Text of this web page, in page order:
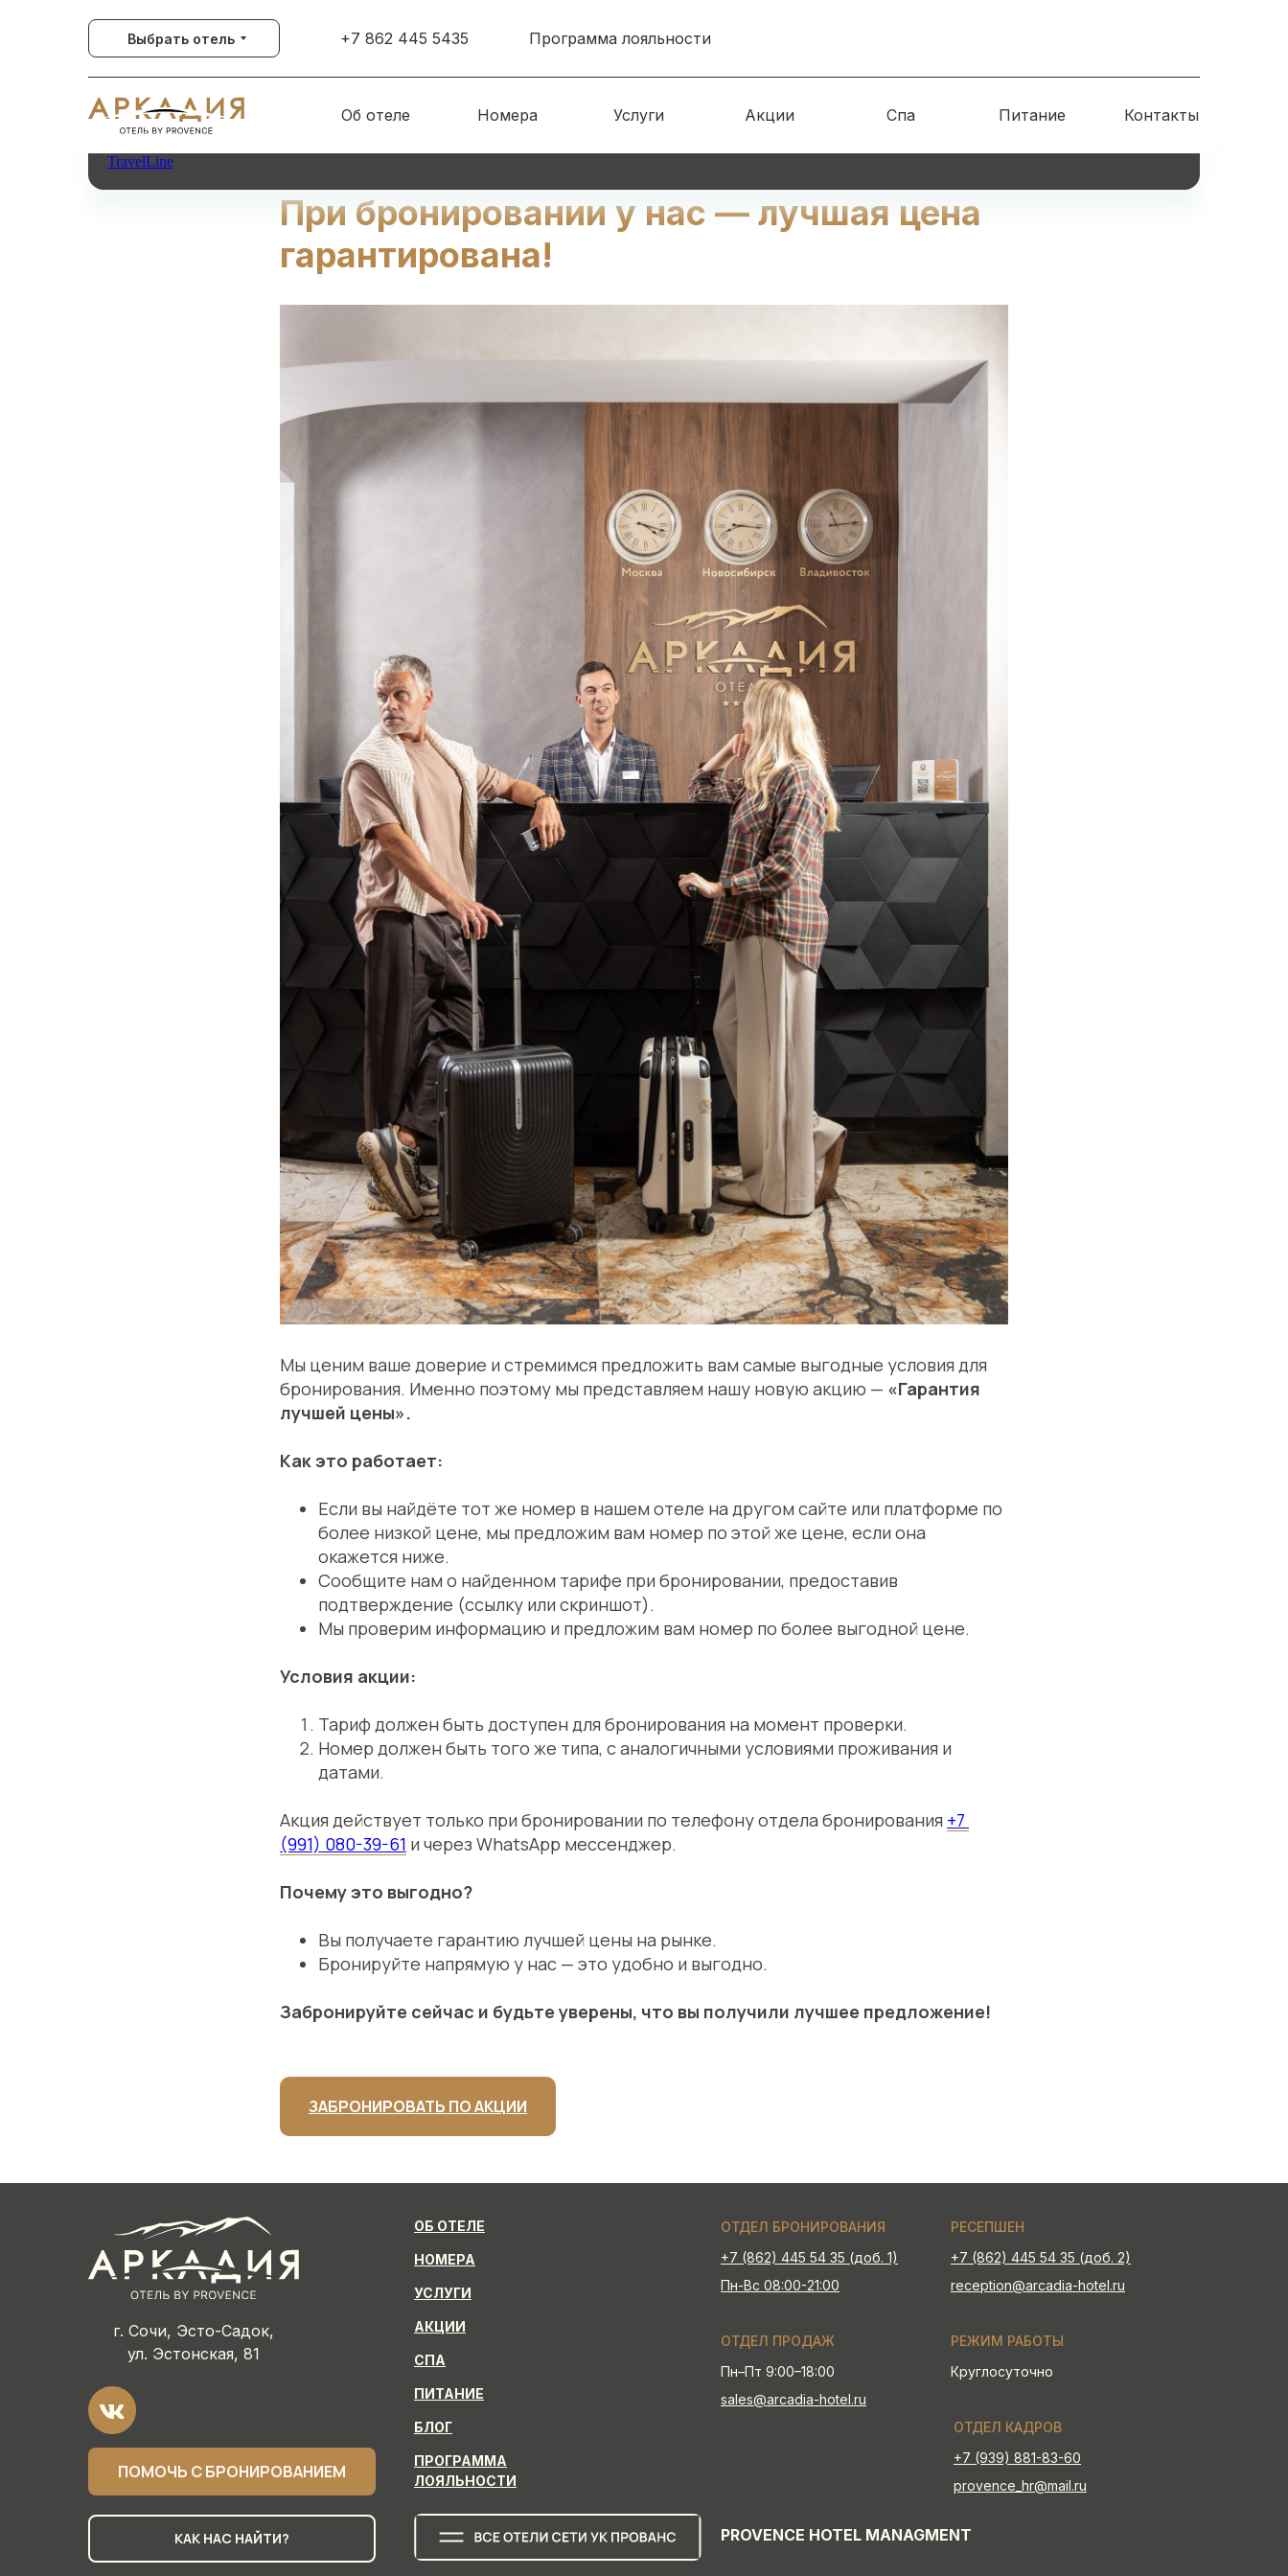
Выбрать отель
Контакты
Питание
Спа
Акции
Услуги
Номера
Программа лояльности
+7 862 445 5435
Об отеле
TravelLine
При бронировании у нас — лучшая цена
гарантирована!
Мы ценим ваше доверие и стремимся предложить вам самые выгодные условия для
бронирования. Именно поэтому мы представляем нашу новую акцию — «Гарантия
лучшей цены».
Как это работает:
Если вы найдёте тот же номер в нашем отеле на другом сайте или платформе по
более низкой цене, мы предложим вам номер по этой же цене, если она
окажется ниже.
Сообщите нам о найденном тарифе при бронировании, предоставив
подтверждение (ссылку или скриншот).
Мы проверим информацию и предложим вам номер по более выгодной цене.
Условия акции:
Тариф должен быть доступен для бронирования на момент проверки.
Номер должен быть того же типа, с аналогичными условиями проживания и
датами.
Акция действует только при бронировании по телефону отдела бронирования +7
(991) 080-39-61 и через WhatsApp мессенджер.
Почему это выгодно?
Вы получаете гарантию лучшей цены на рынке.
Бронируйте напрямую у нас — это удобно и выгодно.
Забронируйте сейчас и будьте уверены, что вы получили лучшее предложение!
ЗАБРОНИРОВАТЬ ПО АКЦИИ
ПРОГРАММА
ЛОЯЛЬНОСТИ
БЛОГ
ПИТАНИЕ
СПА
АКЦИИ
УСЛУГИ
НОМЕРА
ОТДЕЛ КАДРОВ
+7 (939) 881-83-60
provence_hr@mail.ru
reception@arcadia-hotel.ru
+7 (862) 445 54 35 (доб. 2)
РЕСЕПШЕН
РЕЖИМ РАБОТЫ
Круглосуточно
Пн-Вс 08:00-21:00
+7 (862) 445 54 35 (доб. 1)
ОТДЕЛ БРОНИРОВАНИЯ
sales@arcadia-hotel.ru
ОТДЕЛ ПРОДАЖ
Пн–Пт 9:00–18:00
ОБ ОТЕЛЕ
PROVENCE HOTEL MANAGMENT
г. Сочи, Эсто-Садок,
ул. Эстонская, 81
ПОМОЧЬ С БРОНИРОВАНИЕМ
КАК НАС НАЙТИ?